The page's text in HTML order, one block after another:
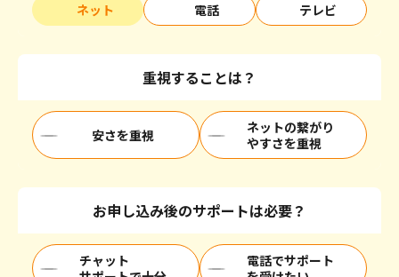
ネット 電話 テレビ
重視することは？
安さを重視
ネットの繋がり
やすさを重視
お申し込み後のサポートは必要？
チャット
電話でサポート